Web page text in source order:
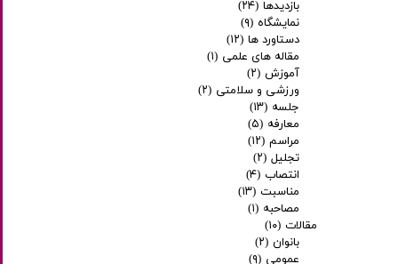
بازدیدها (۲۴)
نمایشگاه (۹)
دستاورد ها (۱۲)
مقاله های علمی (۱)
آموزش (۲)
ورزشی و سلامتی (۲)
جلسه (۱۳)
معارفه (۵)
مراسم (۱۲)
تجلیل (۲)
انتصاب (۴)
مناسبت (۱۳)
مصاحبه (۱)
مقالات (۱۰)
بانوان (۲)
عمومی (۹)